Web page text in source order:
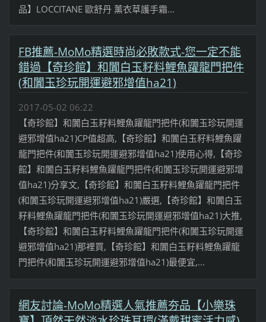
品】LOCCITANE 歐舒丹 薰衣草護手霜...
FB推薦-MoMo精選時尚必敗款式-您一定不能
錯過【奇珍館】和闐白玉籽料鯉魚躍龍門把件
(和闐玉珍玩開運避邪增值ha21)
2017-05-02 06:22
【奇珍館】和闐白玉籽料鯉魚躍龍門把件(和闐玉珍玩開運
避邪增值ha21)CP值超高,【奇珍館】和闐白玉籽料鯉魚躍
龍門把件(和闐玉珍玩開運避邪增值ha21)使用心得,【奇珍
館】和闐白玉籽料鯉魚躍龍門把件(和闐玉珍玩開運避邪增
值ha21)分享文,【奇珍館】和闐白玉籽料鯉魚躍龍門把件
(和闐玉珍玩開運避邪增值ha21)嚴選,【奇珍館】和闐白玉
籽料鯉魚躍龍門把件(和闐玉珍玩開運避邪增值ha21)大推,
【奇珍館】和闐白玉籽料鯉魚躍龍門把件(和闐玉珍玩開運
避邪增值ha21)那裡買,【奇珍館】和闐白玉籽料鯉魚躍龍
門把件(和闐玉珍玩開運避邪增值ha21)最便宜,...
網友討論-MoMo精選人氣推薦夯品【小樂珠